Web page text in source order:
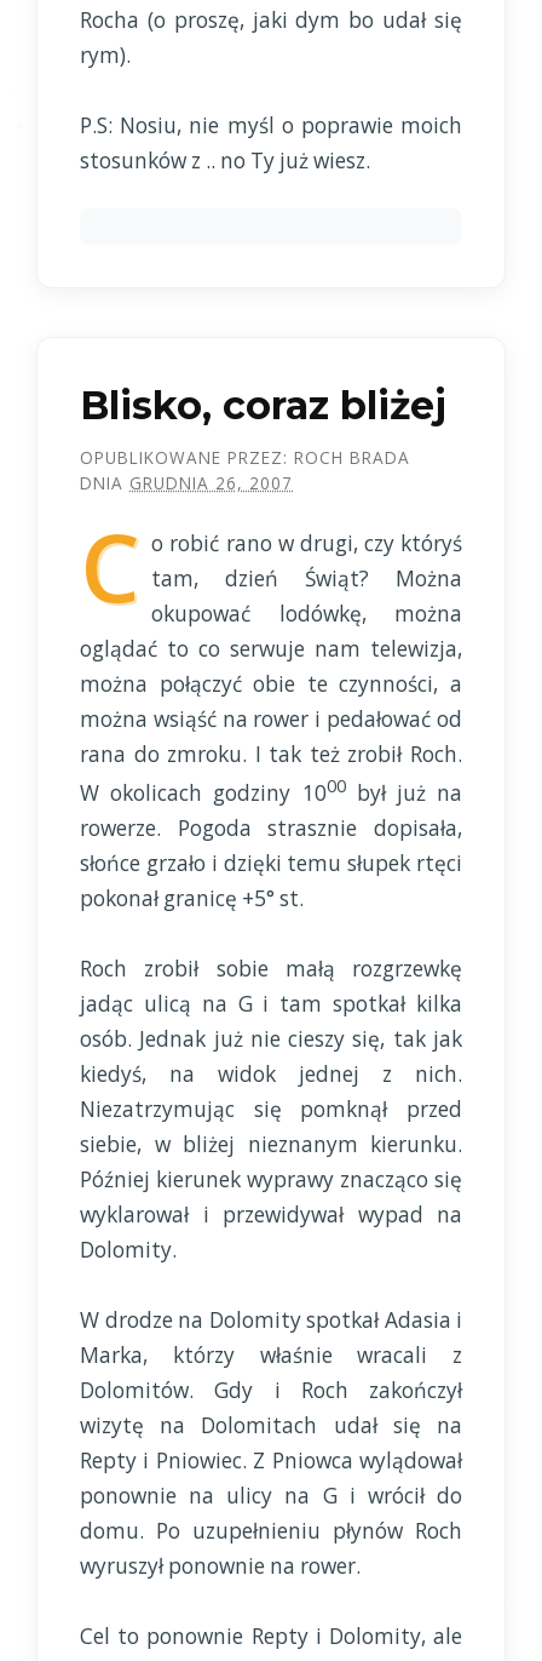
Rocha (o proszę, jaki dym bo udał się
rym).
P.S: Nosiu, nie myśl o poprawie moich
stosunków z .. no Ty już wiesz.
Blisko, coraz bliżej
OPUBLIKOWANE PRZEZ: ROCH BRADA
DNIA GRUDNIA 26, 2007
C o robić rano w drugi, czy któryś
tam, dzień Świąt? Można
okupować lodówkę, można
oglądać to co serwuje nam telewizja,
można połączyć obie te czynności, a
można wsiąść na rower i pedałować od
rana do zmroku. I tak też zrobił Roch.
W okolicach godziny 1000był już na
rowerze. Pogoda strasznie dopisała,
słońce grzało i dzięki temu słupek rtęci
pokonał granicę +5° st.
Roch zrobił sobie małą rozgrzewkę
jadąc ulicą na G i tam spotkał kilka
osób. Jednak już nie cieszy się, tak jak
kiedyś, na widok jednej z nich.
Niezatrzymując się pomknął przed
siebie, w bliżej nieznanym kierunku.
Później kierunek wyprawy znacząco się
wyklarował i przewidywał wypad na
Dolomity.
W drodze na Dolomity spotkał Adasia i
Marka, którzy właśnie wracali z
Dolomitów. Gdy i Roch zakończył
wizytę na Dolomitach udał się na
Repty i Pniowiec. Z Pniowca wylądował
ponownie na ulicy na G i wrócił do
domu. Po uzupełnieniu płynów Roch
wyruszył ponownie na rower.
Cel to ponownie Repty i Dolomity, ale